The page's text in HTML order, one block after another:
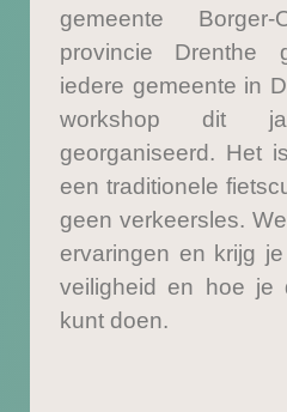
gemeente
provincie Drenthe
iedere gemeente in
workshop dit
georganiseerd. Het
een traditionele
geen verkeersles.
ervaringen en krijg
veiligheid en hoe je
kunt doen.